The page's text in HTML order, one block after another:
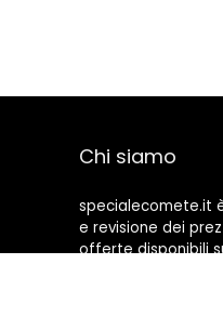
Chi siamo
specialecomete.it
e revisione dei
offerte disponibili